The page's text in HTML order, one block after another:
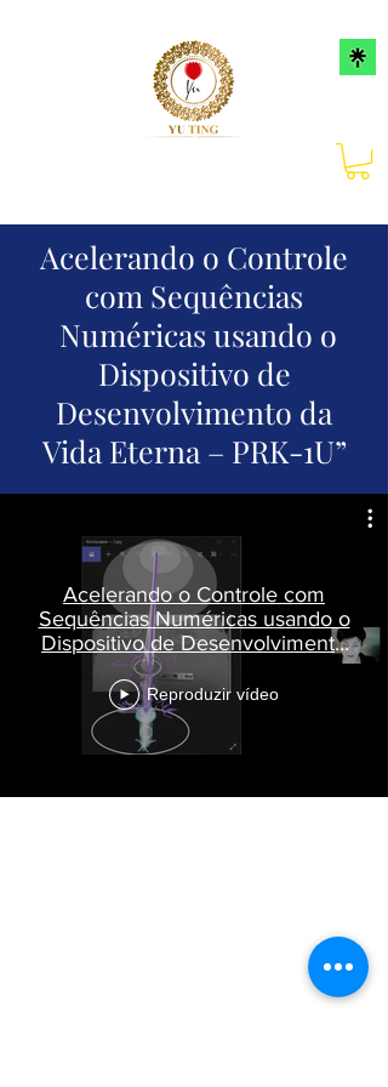
Acelerando o Controle
com Sequências
Numéricas usando o
Dispositivo de
Desenvolvimento da
Vida Eterna – PRK-1U”
Acelerando o Controle com
Sequências Numéricas usando o
Dispositivo de Desenvolvimento
da Vida Eterna – PRK-1U”
Reproduzir vídeo
Termos e Condições Política da loja Política